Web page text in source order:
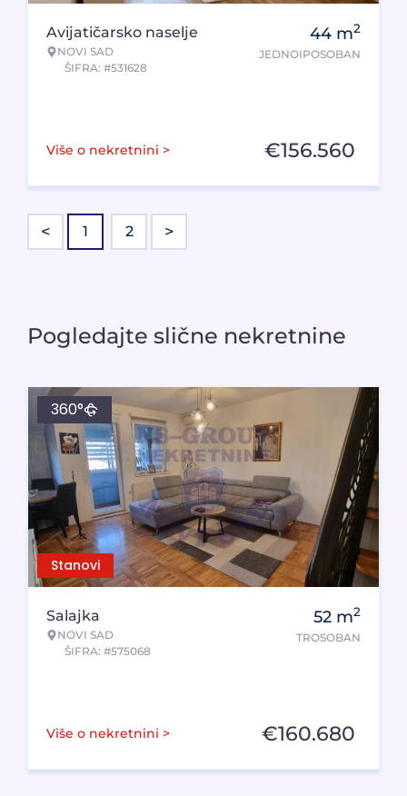
Avijatičarsko naselje
NOVI SAD
ŠIFRA: #531628
44 m2
JEDNOIPOSOBAN
Više o nekretnini > €156.560
< 1 2 >
Pogledajte slične nekretnine
Stanovi
360°
Salajka
NOVI SAD
ŠIFRA: #575068
52 m2
TROSOBAN
Više o nekretnini > €160.680